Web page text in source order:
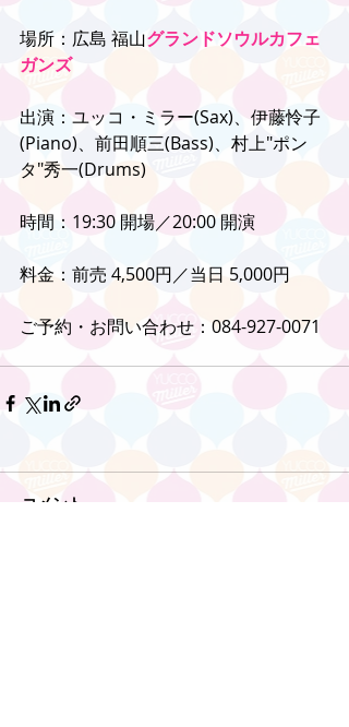
場所：広島 福山グランドソウルカフェ
ガンズ
出演：ユッコ・ミラー(Sax)、伊藤怜子
(Piano)、前田順三(Bass)、村上"ポン
タ"秀一(Drums)
時間：19:30 開場／20:00 開演
料金：前売 4,500円／当日 5,000円
ご予約・お問い合わせ：084-927-0071
コメント